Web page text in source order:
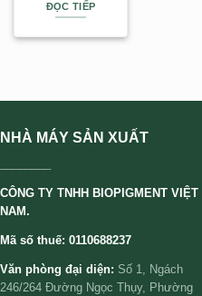
ĐỌC TIẾP
NHÀ MÁY SẢN XUẤT
CÔNG TY TNHH BIOPIGMENT VIỆT
NAM.
Mã số thuế: 0110688237
Văn phòng đại diện: Số 1, Ngách
246/264 Đường Ngọc Thụy, Phường